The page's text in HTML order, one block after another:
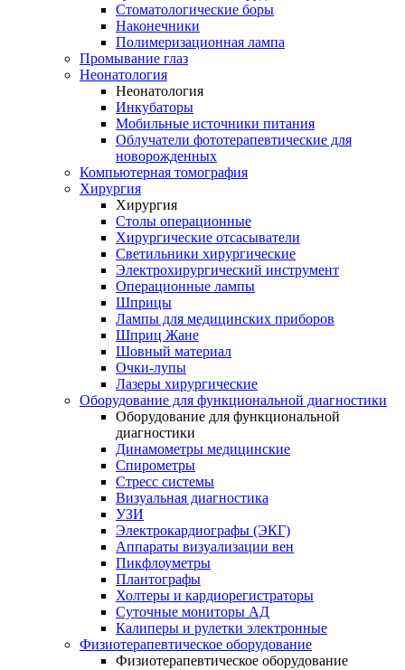
Стоматологические боры
Наконечники
Полимеризационная лампа
Промывание глаз
Неонатология
Неонатология
Инкубаторы
Мобильные источники питания
Облучатели фототерапевтические для
новорожденных
Компьютерная томография
Хирургия
Хирургия
Столы операционные
Хирургические отсасыватели
Светильники хирургические
Электрохирургический инструмент
Операционные лампы
Шприцы
Лампы для медицинских приборов
Шприц Жане
Шовный материал
Очки-лупы
Лазеры хирургические
Оборудование для функциональной диагностики
Оборудование для функциональной
диагностики
Динамометры медицинские
Спирометры
Стресс системы
Визуальная диагностика
УЗИ
Электрокардиографы (ЭКГ)
Аппараты визуализации вен
Пикфлоуметры
Плантографы
Холтеры и кардиорегистраторы
Суточные мониторы АД
Калиперы и рулетки электронные
Физиотерапевтическое оборудование
Физиотерапевтическое оборудование